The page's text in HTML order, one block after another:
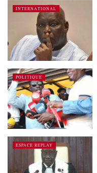
INTERNATIONAL
POLITIQUE
ESPACE REPLAY